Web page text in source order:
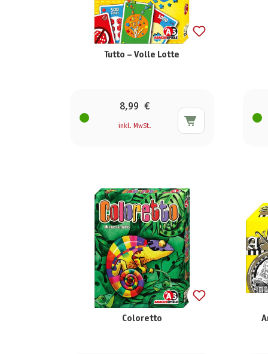
Tutto – Volle Lotte
8,99 €
inkl. MwSt.
Coloretto